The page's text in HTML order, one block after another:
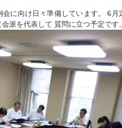
に向け日々準備しています。 6
派を代表して 質問に立つ予定です